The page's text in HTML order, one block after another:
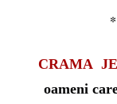
CRAMA
oameni